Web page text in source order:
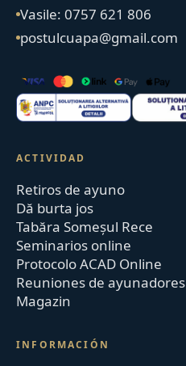
Vasile: 0757 621 806
postulcuapa@gmail.com
ACTIVIDAD
Retiros de ayuno
Dă burta jos
Tabăra Someșul Rece
Seminarios online
Protocolo ACAD Online
Reuniones de ayunadores
Magazin
INFORMACIÓN